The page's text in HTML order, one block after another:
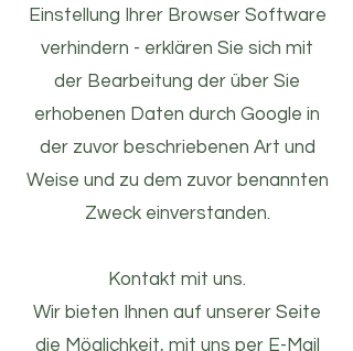
Einstellung Ihrer Browser Software
verhindern - erklären Sie sich mit
der Bearbeitung der über Sie
erhobenen Daten durch Google in
der zuvor beschriebenen Art und
Weise und zu dem zuvor benannten
Zweck einverstanden.
Kontakt mit uns.
Wir bieten Ihnen auf unserer Seite
die Möglichkeit, mit uns per E-Mail